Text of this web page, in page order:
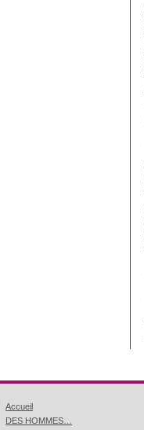
Accueil
DES HOMMES…